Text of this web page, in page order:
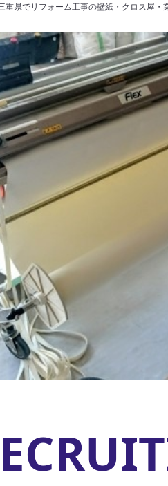
重県でリフォーム工事の壁紙・クロス屋